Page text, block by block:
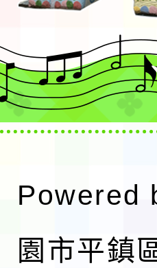
Powered
園市平鎮